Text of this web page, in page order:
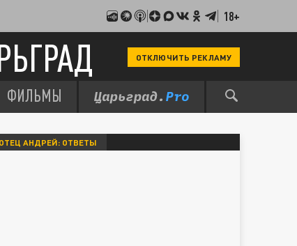
18+
ОТКЛЮЧИТЬ РЕКЛАМУ
ФИЛЬМЫ
ОТЕЦ АНДРЕЙ: ОТВЕТЫ